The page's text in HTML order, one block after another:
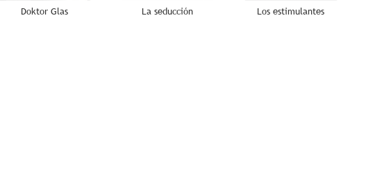
Doktor Glas La seducción Los estimulantes